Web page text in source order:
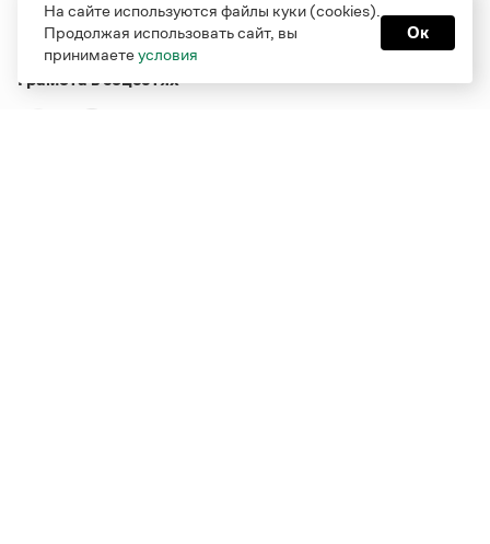
Грамота в соцсетях
На сайте используются файлы куки (cookies).
Продолжая использовать сайт, вы
принимаетеусловия
Ок